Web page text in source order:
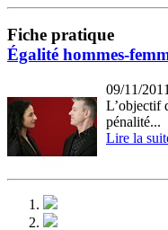
Fiche pratique
Égalité hommes-
09/11/2011
L’objectif
pénalité...
Lire la